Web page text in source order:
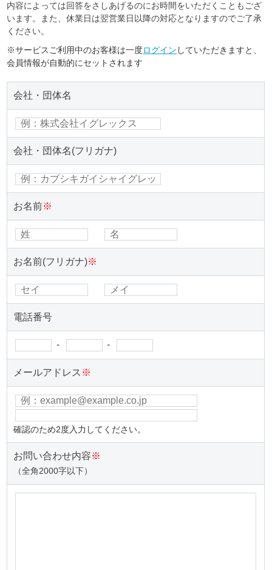
内容によっては回答をさしあげるのにお時間をいただくこともござ
います。また、休業日は翌営業日以降の対応となりますのでご了承
ください。
※サービスご利用中のお客様は一度ログイン していただきますと、
会員情報が自動的にセットされます
会社・団体名
会社・団体名(フリガナ)
お名前※
お名前(フリガナ)※
電話番号
- -
メールアドレス ※
確認のため2度入力してください。
お問い合わせ内容※
（全角2000字以下）